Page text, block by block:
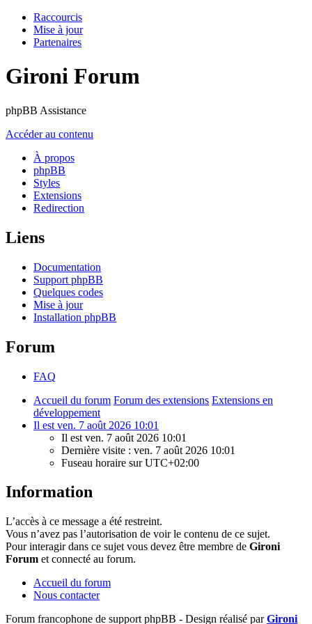
Raccourcis
Mise à jour
Partenaires
Gironi Forum
phpBB Assistance
Accéder au contenu
À propos
phpBB
Styles
Extensions
Redirection
Liens
Documentation
Support phpBB
Quelques codes
Mise à jour
Installation phpBB
Forum
FAQ
Accueil du forum Forum des extensions Extensions en
développement
Il est ven. 7 août 2026 10:01
Il est ven. 7 août 2026 10:01
Dernière visite : ven. 7 août 2026 10:01
Fuseau horaire surUTC+02:00
Information
L’accès à ce message a été restreint.
Vous n’avez pas l’autorisation de voir le contenu de ce sujet.
Pour interagir dans ce sujet vous devez être membre de Gironi
Forum et connecté au forum.
Accueil du forum
Nous contacter
Forum francophone de support phpBB - Design réalisé parGironi